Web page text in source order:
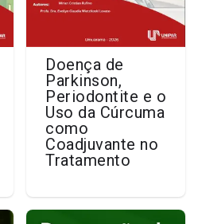
Doença de
Parkinson,
Periodontite e o
Uso da Cúrcuma
como
Coadjuvante no
Tratamento